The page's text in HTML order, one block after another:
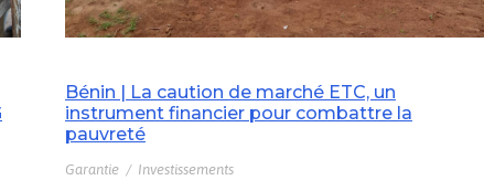
Bénin | La caution de marché ETC, un
instrument financier pour combattre la
pauvreté
Garantie / Investissements